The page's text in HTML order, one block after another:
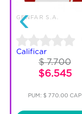
‹
GENFAR S.A.
Calificar
$ 7.700
$6.545
PUM: $ 770.00 CAP